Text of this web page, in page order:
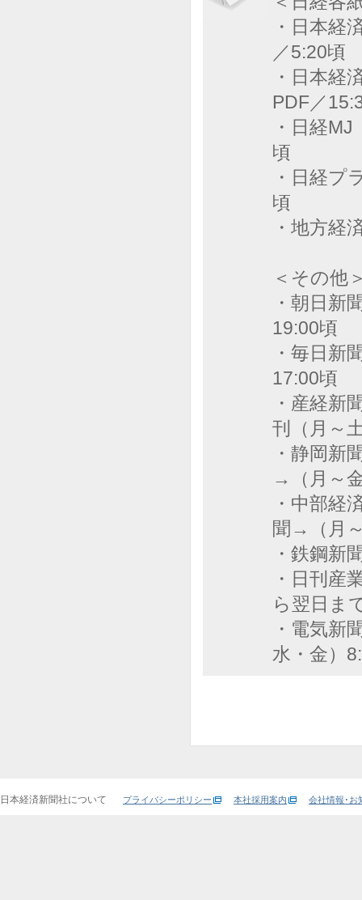
・日本経
／5:20頃
・日本経
PDF／
・日経
頃
・日経プ
頃
・地方経
＜その他
・朝日新
19:00頃
・毎日新
17:00頃
・産経新
刊（月～
・静岡
→（月～
・中部
聞→（月
・鉄鋼
・日刊産
ら翌日ま
・電気
水・金）
日本経済新聞社について プライバシーポリシー 本社採用案内 会社情報･お